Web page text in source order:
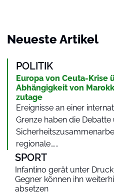
Neueste Artikel
POLITIK
Europa von Ceuta-Krise
Abhängigkeit von
zutage
Ereignisse an einer
Grenze haben die Debatte
regionale…...
SPORT
Infantino gerät unter
Gegner können ihn
absetzen